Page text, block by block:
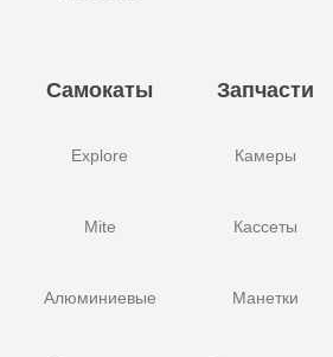
Самокаты
Explore
Mite
Алюминиевые
Запчасти
Камеры
Кассеты
Манетки